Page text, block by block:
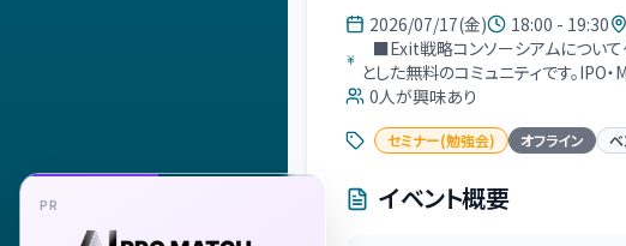
2026/07/17(金) 18:00 - 19:30
⠀■Exit戦略コンソーシアムについて
とした無料のコミュニティです。IPO
0人が興味あり
セミナー(勉強会) オフライン ベ
イベント概要
PR